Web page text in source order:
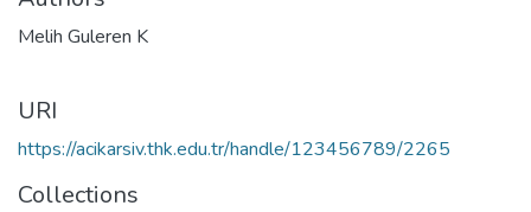
Melih Guleren K
URI
https://acikarsiv.thk.edu.tr/handle/123456789/2265
Collections